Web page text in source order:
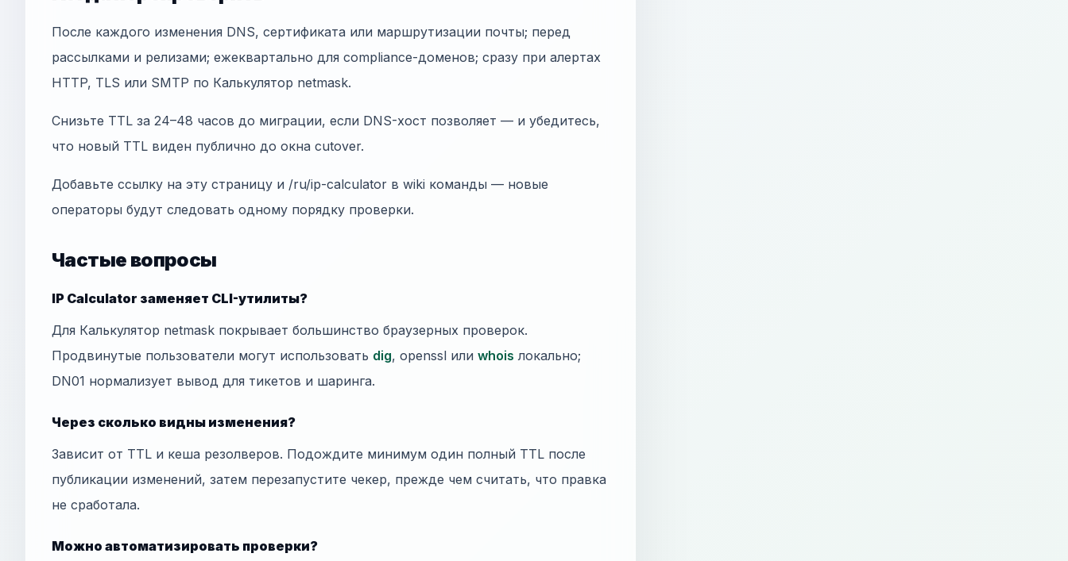
После каждого изменения DNS, сертификата или маршрутизации почты; перед
рассылками и релизами; ежеквартально для compliance-доменов; сразу при алертах
HTTP, TLS или SMTP по Калькулятор netmask.
Снизьте TTL за 24–48 часов до миграции, если DNS-хост позволяет — и убедитесь,
что новый TTL виден публично до окна cutover.
Добавьте ссылку на эту страницу и /ru/ip-calculator в wiki команды — новые
операторы будут следовать одному порядку проверки.
Частые вопросы
IP Calculator заменяет CLI-утилиты?
Для Калькулятор netmask покрывает большинство браузерных проверок.
Продвинутые пользователи могут использовать dig, openssl или whois локально;
DN01 нормализует вывод для тикетов и шаринга.
Через сколько видны изменения?
Зависит от TTL и кеша резолверов. Подождите минимум один полный TTL после
публикации изменений, затем перезапустите чекер, прежде чем считать, что правка
не сработала.
Можно автоматизировать проверки?